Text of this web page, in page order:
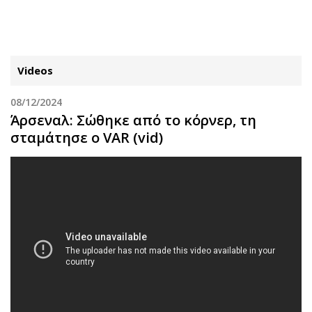
ΚΑΤΗΓΟΡΙΕΣ ΣΥΝΔΕΣΗ
Κύπρος
Εκλογές 2024
Προεδρικές 2023
Ενοικιάζονται
Videos
08/12/2024
Άρσεναλ: Σώθηκε από το κόρνερ, τη
σταμάτησε ο VAR (vid)